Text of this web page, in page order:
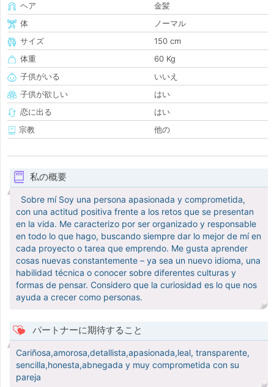
ヘア
金髪
体
ノーマル
サイズ
150 cm
体重
60 Kg
子供がいる
いいえ
子供が欲しい
はい
恋に出る
はい
宗教
他の
私の概要
Sobre mí Soy una persona apasionada y comprometida,
con una actitud positiva frente a los retos que se presentan
en la vida. Me caracterizo por ser organizado y responsable
en todo lo que hago, buscando siempre dar lo mejor de mí en
cada proyecto o tarea que emprendo. Me gusta aprender
cosas nuevas constantemente – ya sea un nuevo idioma, una
habilidad técnica o conocer sobre diferentes culturas y
formas de pensar. Considero que la curiosidad es lo que nos
ayuda a crecer como personas.
パートナーに期待すること
Cariñosa,amorosa,detallista,apasionada,leal, transparente,
sencilla,honesta,abnegada y muy comprometida con su
pareja